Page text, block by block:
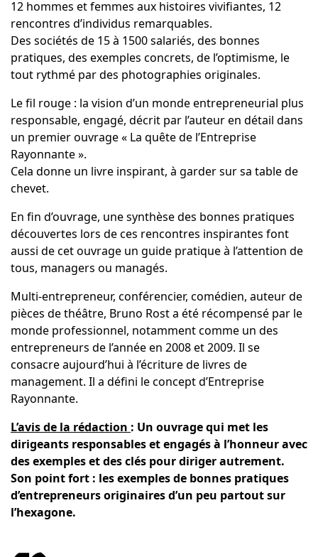
12 hommes et femmes aux histoires vivifiantes, 12
rencontres d’individus remarquables.
Des sociétés de 15 à 1500 salariés, des bonnes
pratiques, des exemples concrets, de l’optimisme, le
tout rythmé par des photographies originales.
Le fil rouge : la vision d’un monde entrepreneurial plus
responsable, engagé, décrit par l’auteur en détail dans
un premier ouvrage « La quête de l’Entreprise
Rayonnante ».
Cela donne un livre inspirant, à garder sur sa table de
chevet.
En fin d’ouvrage, une synthèse des bonnes pratiques
découvertes lors de ces rencontres inspirantes font
aussi de cet ouvrage un guide pratique à l’attention de
tous, managers ou managés.
Multi-entrepreneur, conférencier, comédien, auteur de
pièces de théâtre, Bruno Rost a été récompensé par le
monde professionnel, notamment comme un des
entrepreneurs de l’année en 2008 et 2009. Il se
consacre aujourd’hui à l’écriture de livres de
management. Il a défini le concept d’Entreprise
Rayonnante.
L’avis de la rédaction : Un ouvrage qui met les
dirigeants responsables et engagés à l’honneur avec
des exemples et des clés pour diriger autrement.
Son point fort : les exemples de bonnes pratiques
d’entrepreneurs originaires d’un peu partout sur
l’hexagone.